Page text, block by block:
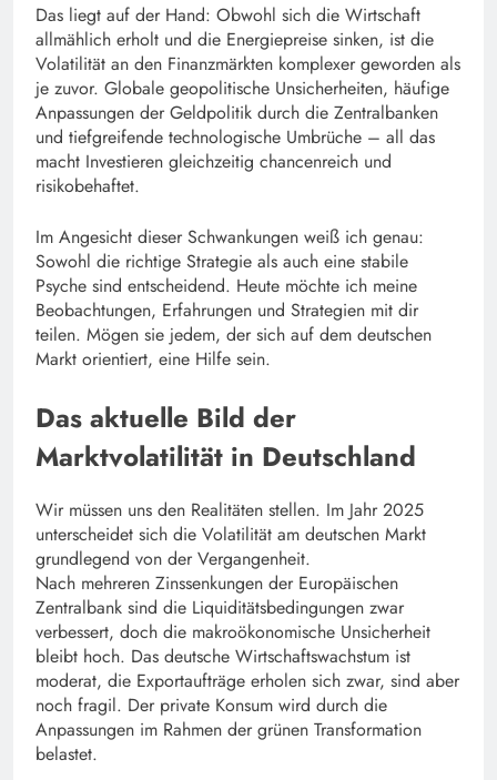
Das liegt auf der Hand: Obwohl sich die Wirtschaft
allmählich erholt und die Energiepreise sinken, ist die
Volatilität an den Finanzmärkten komplexer geworden als
je zuvor. Globale geopolitische Unsicherheiten, häufige
Anpassungen der Geldpolitik durch die Zentralbanken
und tiefgreifende technologische Umbrüche – all das
macht Investieren gleichzeitig chancenreich und
risikobehaftet.
Im Angesicht dieser Schwankungen weiß ich genau:
Sowohl die richtige Strategie als auch eine stabile
Psyche sind entscheidend. Heute möchte ich meine
Beobachtungen, Erfahrungen und Strategien mit dir
teilen. Mögen sie jedem, der sich auf dem deutschen
Markt orientiert, eine Hilfe sein.
Das aktuelle Bild der
Marktvolatilität in Deutschland
Wir müssen uns den Realitäten stellen. Im Jahr 2025
unterscheidet sich die Volatilität am deutschen Markt
grundlegend von der Vergangenheit.
Nach mehreren Zinssenkungen der Europäischen
Zentralbank sind die Liquiditätsbedingungen zwar
verbessert, doch die makroökonomische Unsicherheit
bleibt hoch. Das deutsche Wirtschaftswachstum ist
moderat, die Exportaufträge erholen sich zwar, sind aber
noch fragil. Der private Konsum wird durch die
Anpassungen im Rahmen der grünen Transformation
belastet.